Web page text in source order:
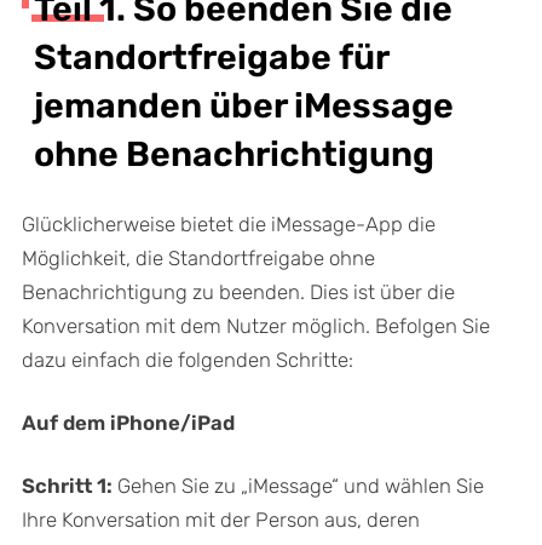
Teil 1. So beenden Sie die
Standortfreigabe für
jemanden über iMessage
ohne Benachrichtigung
Glücklicherweise bietet die iMessage-App die
Möglichkeit, die Standortfreigabe ohne
Benachrichtigung zu beenden. Dies ist über die
Konversation mit dem Nutzer möglich. Befolgen Sie
dazu einfach die folgenden Schritte:
Auf dem iPhone/iPad
Schritt 1: Gehen Sie zu „iMessage“ und wählen Sie
Ihre Konversation mit der Person aus, deren